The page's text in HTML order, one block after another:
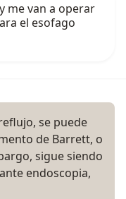
me van a operar
el esofago
se puede
de Barrett, o
sigue siendo
endoscopia,